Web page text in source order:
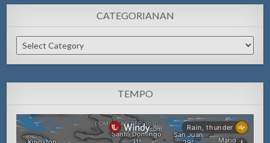
CATEGORIANAN
Categorianan
TEMPO